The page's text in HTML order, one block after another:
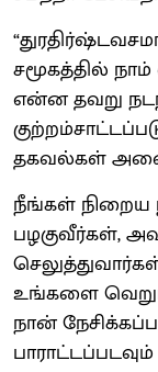
சமூகத்தில்
என்ன தவறு
தகவல்கள்
நீங்கள் நிறைய
பழகுவீர்கள்,
உங்களை
நான்